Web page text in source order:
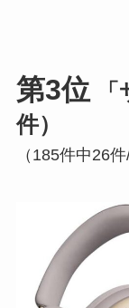
第3位
件）
（185件中26